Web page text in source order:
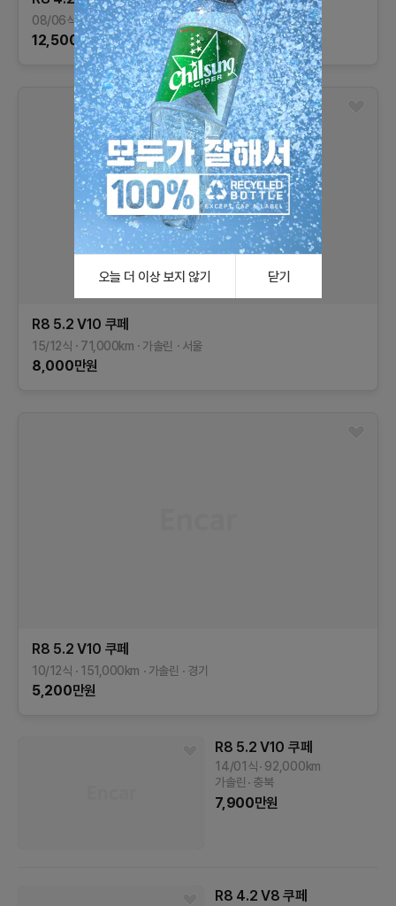
08/06식 90,000km 가솔린 서울
12,500만원
R8 5.2 V10 쿠페
15/12식 71,000km 가솔린 서울
8,000만원
R8 5.2 V10 쿠페
10/12식 151,000km 가솔린 경기
5,200만원
R8 5.2 V10 쿠페
14/01식 92,000km
가솔린
충북
7,900만원
R8 4.2 V8 쿠페
오늘 더 이상 보지 않기 닫기